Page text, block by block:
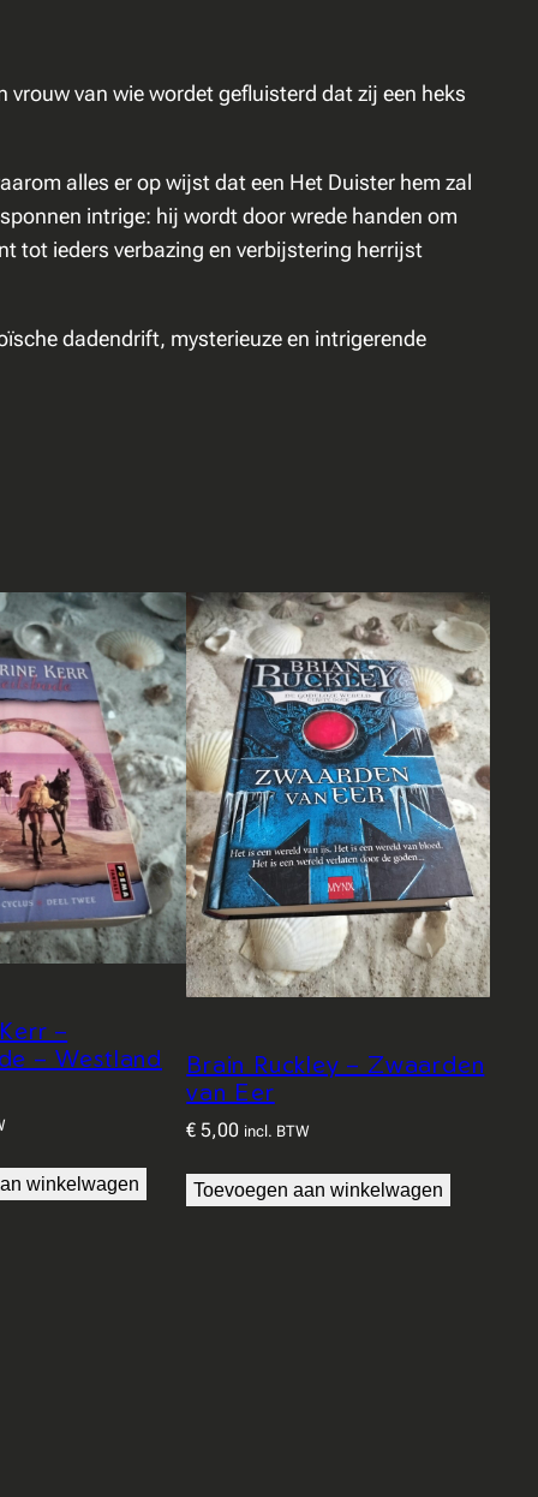
van wie wordet gefluisterd dat zij een heks
alles er op wijst dat een Het Duister hem zal
intrige: hij wordt door wrede handen om
tot ieders verbazing en verbijstering herrijst
dadendrift, mysterieuze en intrigerende
–
– Westland
winkelwagen
Brain Ruckley – Zwaarden
van Eer
€ 5,00 incl. BTW
Toevoegen aan winkelwagen